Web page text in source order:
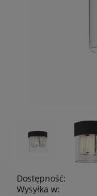
Dostępność:
Wysyłka w: